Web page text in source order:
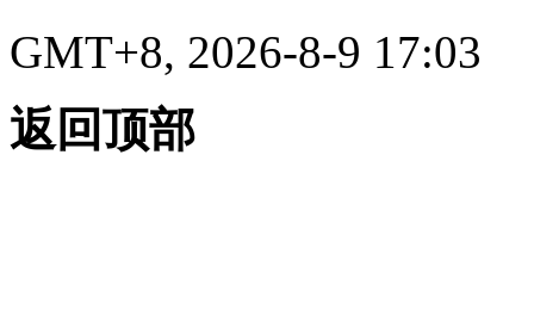
GMT+8, 2026-8-9 17:03
返回顶部